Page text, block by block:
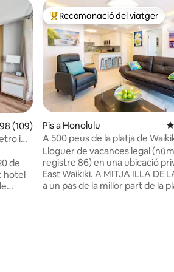
de puntuació mitjana d'un total de 5; 109
(109)
i
de
hotel
Principals recomanacions dels
Recomanació del viatger
Pis a Honolulu
A 500 peus de la platja de
rentadora, assecadora i
Lloguer de vacances legal
registre 86) en una ubicació
East Waikiki. A MITJA ILLA DE LA PLATJA,
a un pas de la millor part de la